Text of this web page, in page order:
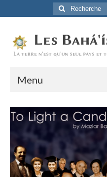
Rechercher
:
Menu
Accueil
La Foi Baha’ie
L’Histoire
Être Baha’i au quotidien